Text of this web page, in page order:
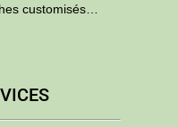
customisés…